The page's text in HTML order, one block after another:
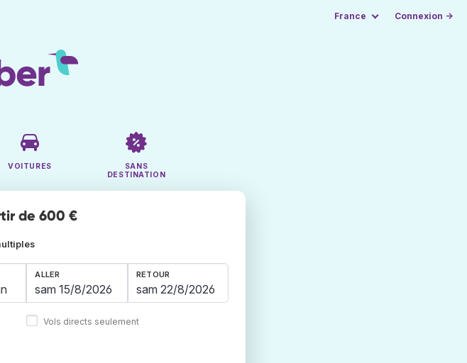
France Connexion →
VOITURES
SANS
DESTINATION
de 600 €
ALLER RETOUR
Vols directs seulement